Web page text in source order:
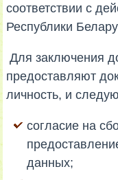
соответствии с
Республики
Для заключения
предоставляют
личность, и
согласие на
данных;